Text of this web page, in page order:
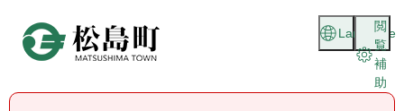
頭
閲
覧
補
助
Language